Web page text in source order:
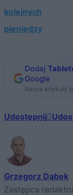
kolejnych
pieniędzy
Dodaj
Google
Nasze artykuły
Udostępnij
Grzegorz Dąbek
Zastępca